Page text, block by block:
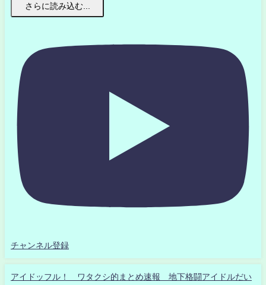
さらに読み込む...
チャンネル登録
アイドッフル！ ワタクシ的まとめ速報 地下格闘アイドルだい